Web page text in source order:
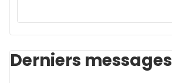
Derniers messages